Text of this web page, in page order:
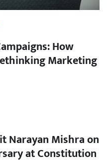
How
Marketing
Narayan Mishra on
at Constitution